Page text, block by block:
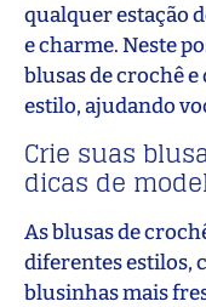
qualquer estação
e charme. Neste
blusas de crochê
estilo, ajudando
Crie suas
dicas de
As blusas de
diferentes estilos,
blusinhas mais